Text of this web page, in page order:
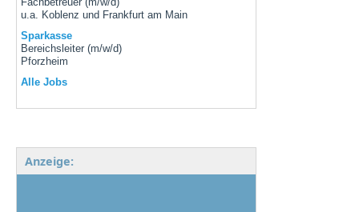
u.a. Koblenz und Frankfurt am Main
Sparkasse
Bereichsleiter (m/w/d)
Pforzheim
Alle Jobs
Anzeige: